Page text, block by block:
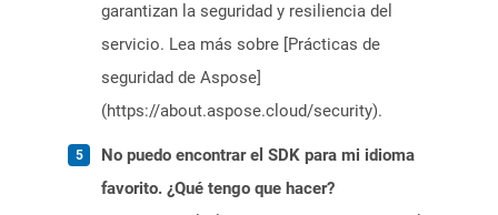
garantizan la seguridad y resiliencia del
servicio. Lea más sobre [Prácticas de
seguridad de Aspose]
(https://about.aspose.cloud/security).
No puedo encontrar el SDK para mi idioma
favorito. ¿Qué tengo que hacer?